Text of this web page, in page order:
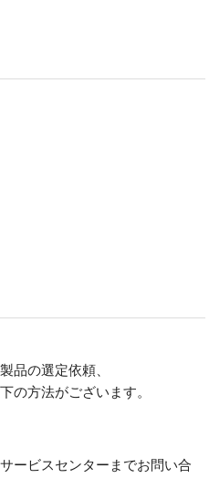
品の選定依頼、
の方法がございます。
ービスセンターまでお問い合